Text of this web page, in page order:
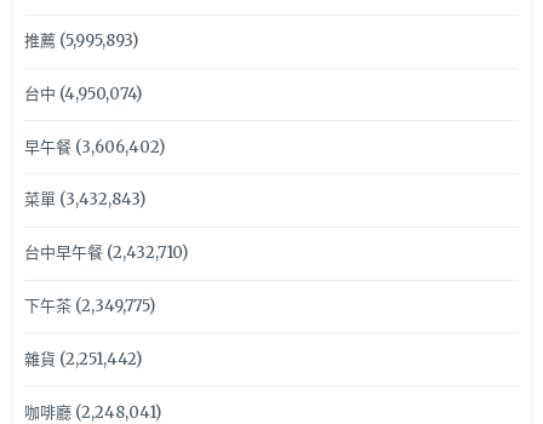
推薦(5,995,893)
台中 (4,950,074)
早午餐(3,606,402)
菜單(3,432,843)
台中早午餐(2,432,710)
下午茶(2,349,775)
雜貨 (2,251,442)
咖啡廳(2,248,041)